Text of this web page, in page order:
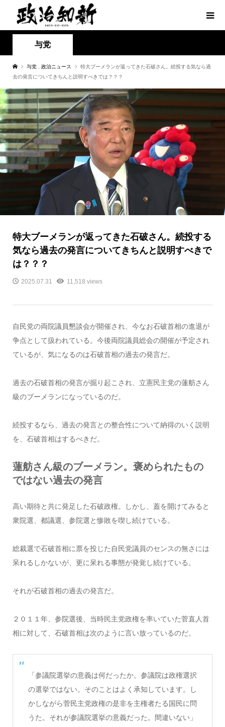
与党
与党 政治ニュース
特大ブーメランが返ってきた石破さん。続投する気なら過
去の発言についてきちんと説明すべきでは？？？
特大ブーメランが返ってきた石破さん。続投する
気なら過去の発言についてきちんと説明すべきで
は？？？
2025.07.31 11,518 views
自民党の両院議員懇談会が開催され、今なお石破首相の進退が
争点として扱われている。今後両院議員総会の開催が予定され
ているが、気になるのは石破首相の過去の発言だ。
過去の石破首相の発言が掘り起こされ、立憲民主党の蓮舫さん
級のブーメランになっているのだ。
続投するなら、過去の発言との整合性について納得のいく説明
を、石破首相はするべきだ。
蓮舫さん級のブーメラン。褒められたもの
ではない過去の発言
高い期待と共に発足した石破政権。しかし、蓋を開けてみると
衆院選、都議選、参院選と惨敗を喫し続けている。
総裁選で石破首相に票を投じた自民党議員のセンスの無さには
呆れるしかないが、更に呆れる事態が発覚し続けている。
それが石破首相の過去の発言だ。
２０１１年、参院選後、当時民主党政権を率いていた菅直人首
相に対して、石破首相は次のように言い放っているのだ。
「参議院選挙の意義は何だったか。参議院は政権選択
の選挙ではない。そのことはよく承知しています。し
かしながら菅民主党政権の是非を主権者たる国民に問
うた。それが参議院選挙の意義だった。間違いない」